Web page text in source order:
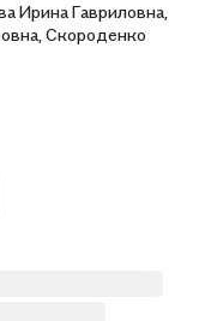
Ирина Гавриловна,
Скороденко